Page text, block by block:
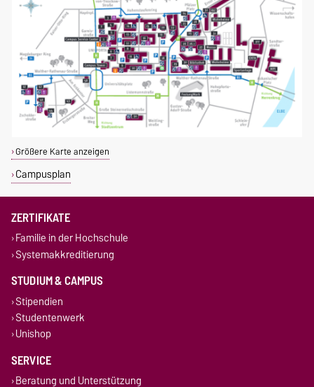
Größere Karte anzeigen
Campusplan
ZERTIFIKATE
Familie in der Hochschule
Systemakkreditierung
STUDIUM & CAMPUS
Stipendien
Studentenwerk
Unishop
SERVICE
Beratung und Unterstützung